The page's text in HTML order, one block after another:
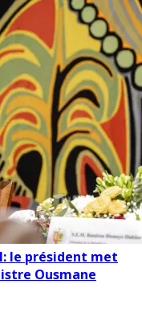
le président met
Ousmane